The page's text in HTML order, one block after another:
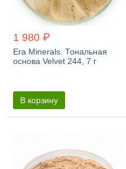
1 980 ₽
Era Minerals. Тональная
основа Velvet 244, 7 г
В корзину